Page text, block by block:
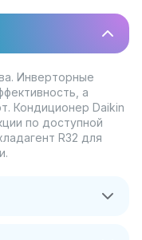
Инверторные
а
Кондиционер Daikin
по доступной
R32 для